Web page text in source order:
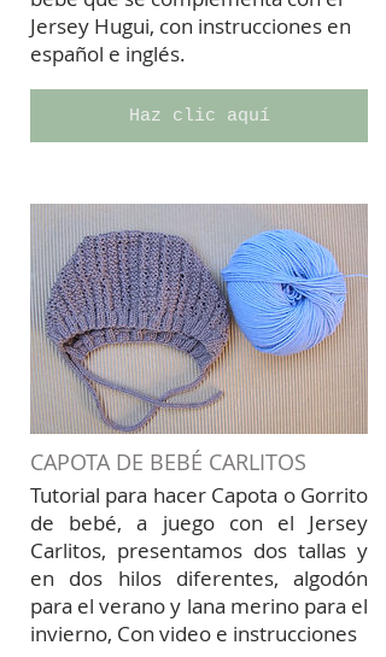
Jersey Hugui, con instrucciones en
español e inglés.
Haz clic aquí
CAPOTA DE BEBÉ CARLITOS
Tutorial para hacer Capota o Gorrito
de bebé, a juego con el Jersey
Carlitos, presentamos dos tallas y
en dos hilos diferentes, algodón
para el verano y lana merino para el
invierno, Con video e instrucciones